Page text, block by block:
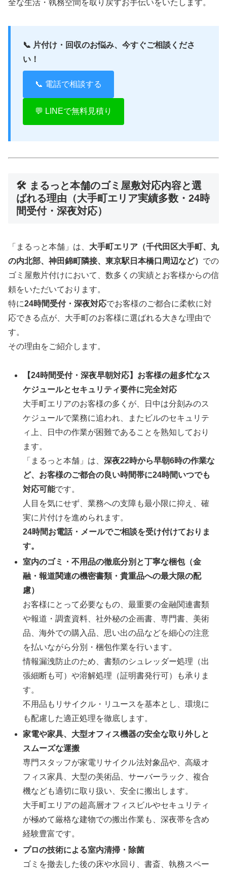
全な生活・執務空間を取り戻すお手伝いをいたします。
📞 片付け・回収のお悩み、今すぐご相談くださ
い！
📞 電話で相談する
💬 LINEで無料見積り
🛠 まるっと本舗のゴミ屋敷対応内容と選
ばれる理由（大手町エリア実績多数・24時
間受付・深夜対応）
「まるっと本舗」は、 大手町エリア（千代田区大手町、丸
の内北部、神田錦町隣接、東京駅日本橋口周辺など） での
ゴミ屋敷片付けにおいて、数多くの実績とお客様からの信
頼をいただいております。
特に24時間受付・深夜対応でお客様のご都合に柔軟に対
応できる点が、大手町のお客様に選ばれる大きな理由で
す。
その理由をご紹介します。
【24時間受付・深夜早朝対応】お客様の超多忙なス
ケジュールとセキュリティ要件に完全対応
大手町エリアのお客様の多くが、日中は分刻みのス
ケジュールで業務に追われ、またビルのセキュリテ
ィ上、日中の作業が困難であることを熟知しており
ます。
「まるっと本舗」は、深夜22時から早朝6時の作業な
ど、お客様のご都合の良い時間帯に24時間いつでも
対応可能です。
人目を気にせず、業務への支障も最小限に抑え、確
実に片付けを進められます。
24時間お電話・メールでご相談を受け付けておりま
す。
室内のゴミ・不用品の徹底分別と丁寧な梱包（金
融・報道関連の機密書類・貴重品への最大限の配
慮）
お客様にとって必要なもの、最重要の金融関連書類
や報道・調査資料、社外秘の企画書、専門書、美術
品、海外での購入品、思い出の品などを細心の注意
を払いながら分別・梱包作業を行います。
情報漏洩防止のため、書類のシュレッダー処理（出
張細断も可）や溶解処理（証明書発行可）も承りま
す。
不用品もリサイクル・リユースを基本とし、環境に
も配慮した適正処理を徹底します。
家電や家具、大型オフィス機器の安全な取り外しと
スムーズな運搬
専門スタッフが家電リサイクル法対象品や、高級オ
フィス家具、大型の美術品、サーバーラック、複合
機なども適切に取り扱い、安全に搬出します。
大手町エリアの超高層オフィスビルやセキュリティ
が極めて厳格な建物での搬出作業も、深夜帯を含め
経験豊富です。
プロの技術による室内清掃・除菌
ゴミを撤去した後の床や水回り、書斎、執務スペー